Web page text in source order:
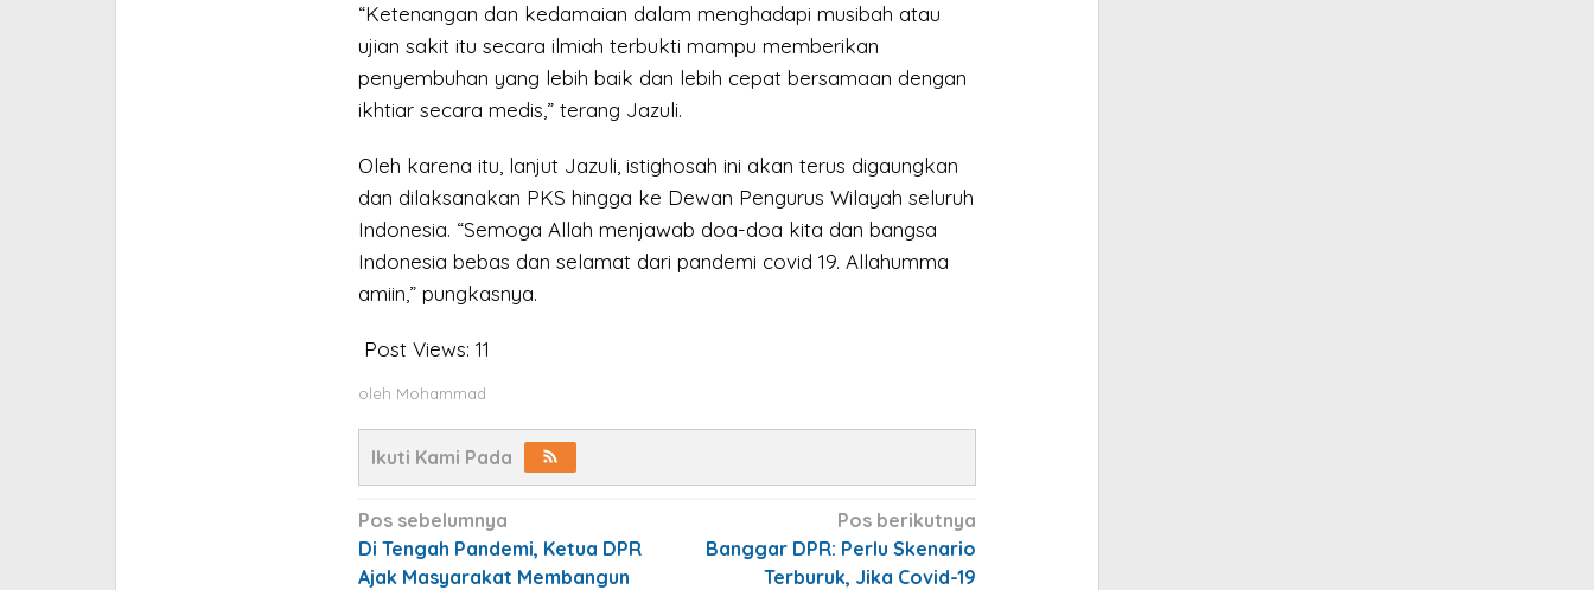
“Ketenangan dan kedamaian dalam menghadapi musibah atau
ujian sakit itu secara ilmiah terbukti mampu memberikan
penyembuhan yang lebih baik dan lebih cepat bersamaan dengan
ikhtiar secara medis,” terang Jazuli.
Oleh karena itu, lanjut Jazuli, istighosah ini akan terus digaungkan
dan dilaksanakan PKS hingga ke Dewan Pengurus Wilayah seluruh
Indonesia. “Semoga Allah menjawab doa-doa kita dan bangsa
Indonesia bebas dan selamat dari pandemi covid 19. Allahumma
amiin,” pungkasnya.
Post Views: 11
oleh Mohammad
Ikuti Kami Pada
Navigasi
pos
Pos sebelumnya
Di Tengah Pandemi, Ketua DPR
Ajak Masyarakat Membangun
Pos berikutnya
Banggar DPR: Perlu Skenario
Terburuk, Jika Covid-19